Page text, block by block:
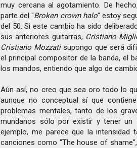
muy cercana al agotamiento. De
parte del "Broken crown halo" estoy
del 50. Si este cambio ha sido
sus anteriores guitarras, Cristiano
Cristiano Mozzatisupongo que será
el principal compositor de la banda, el
los mandos, entiendo que algo de
Aún así, no creo que sea oro todo lo
aunque no conceptual sí que
problemas mentales, tanto de los
mundanos sólo por existir y tener un
ejemplo, me parece que la
canciones como "The house of